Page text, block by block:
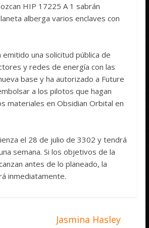
HIP 17225 A 1 sabrán
alberga varios enclaves con
emitido una solicitud pública de
y redes de energía con las
base y ha autorizado a Future
a los pilotos que hagan
materiales en Obsidian Orbital en
el 28 de julio de 3302 y tendrá
semana. Si los objetivos de la
antes de lo planeado, la
inmediatamente.
Jasmina Hasley